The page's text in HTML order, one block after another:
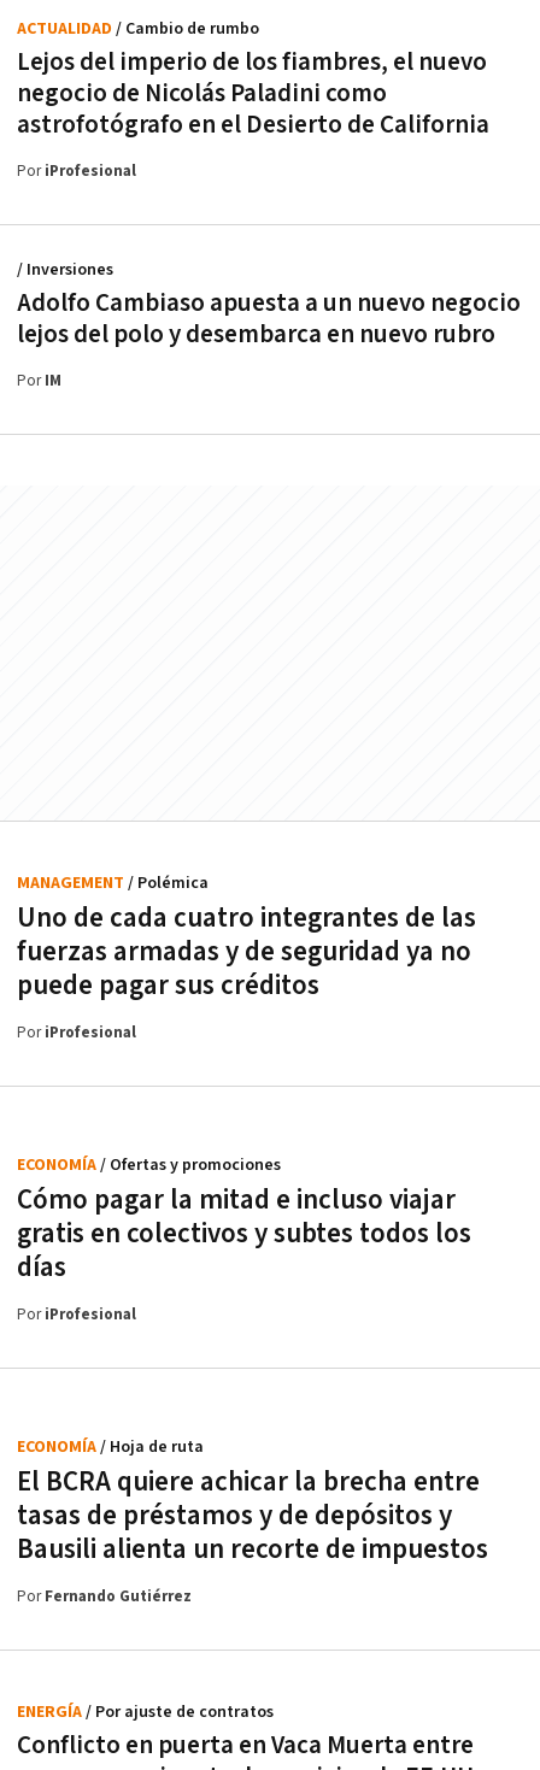
Lejos del imperio de los fiambres, el nuevo
negocio de Nicolás Paladini como
astrofotógrafo en el Desierto de California
ACTUALIDAD / Cambio de rumbo
PoriProfesional
Adolfo Cambiaso apuesta a un nuevo negocio
lejos del polo y desembarca en nuevo rubro
/ Inversiones
PorIM
Uno de cada cuatro integrantes de las
fuerzas armadas y de seguridad ya no
puede pagar sus créditos
MANAGEMENT / Polémica
PoriProfesional
Cómo pagar la mitad e incluso viajar
gratis en colectivos y subtes todos los
días
ECONOMÍA/ Ofertas y promociones
PoriProfesional
El BCRA quiere achicar la brecha entre
tasas de préstamos y de depósitos y
Bausili alienta un recorte de impuestos
ECONOMÍA/ Hoja de ruta
PorFernando Gutiérrez
Conflicto en puerta en Vaca Muerta entre
ENERGÍA/ Por ajuste de contratos